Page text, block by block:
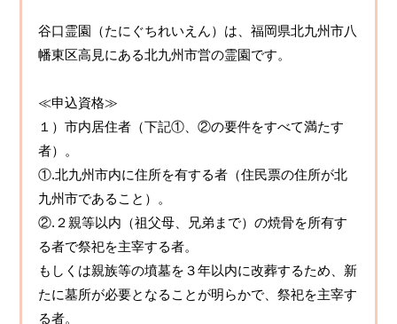
谷口霊園（たにぐちれいえん）は、福岡県北九州市八
幡東区高見にある北九州市営の霊園です。
≪申込資格≫
１）市内居住者（下記①、②の要件をすべて満たす
者）。
①.北九州市内に住所を有する者（住民票の住所が北
九州市であること）。
②.２親等以内（祖父母、兄弟まで）の焼骨を所有す
る者で祭祀を主宰する者。
もしくは親族等の墳墓を３年以内に改葬するため、新
たに墓所が必要となることが明らかで、祭祀を主宰す
る者。